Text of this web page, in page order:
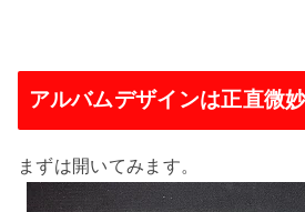
アルバムデザインは正直微
まずは開いてみます。